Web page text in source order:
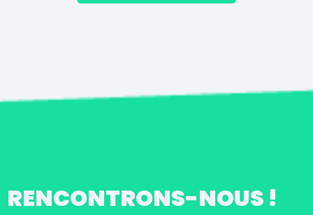
RENCONTRONS-NOUS !